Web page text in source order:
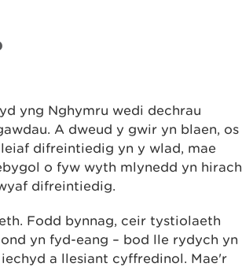
yng Nghymru wedi dechrau
A dweud y gwir yn blaen, os
difreintiedig yn y wlad, mae
o fyw wyth mlynedd yn hirach
difreintiedig.
Fodd bynnag, ceir tystiolaeth
yn fyd-eang – bod lle rydych yn
a llesiant cyffredinol. Mae'r